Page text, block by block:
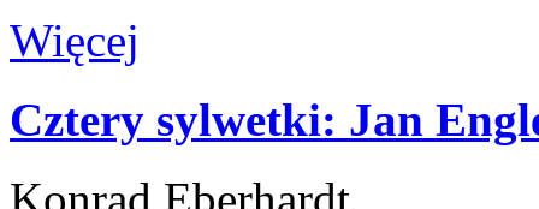
Więcej
Cztery sylwetki: Jan